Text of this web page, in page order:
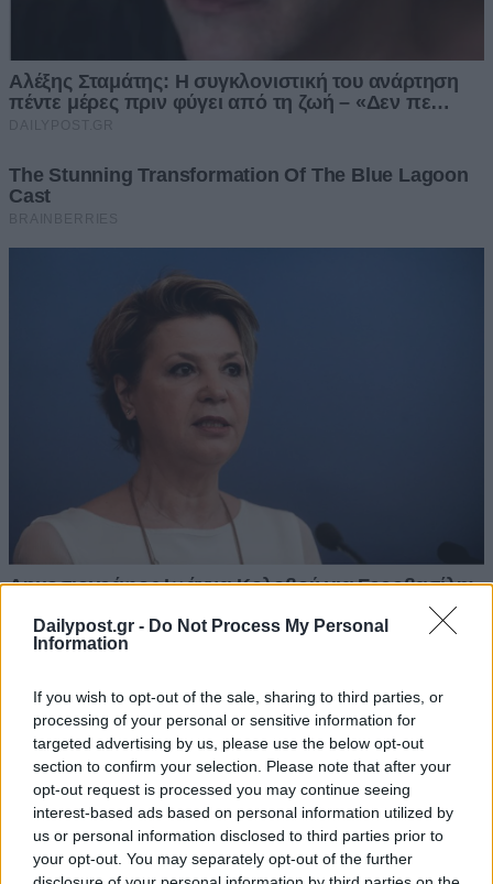
Dailypost.gr - Do Not Process My Personal
Information
If you wish to opt-out of the sale, sharing to third parties, or
processing of your personal or sensitive information for
targeted advertising by us, please use the below opt-out
section to confirm your selection. Please note that after your
opt-out request is processed you may continue seeing
interest-based ads based on personal information utilized by
us or personal information disclosed to third parties prior to
your opt-out. You may separately opt-out of the further